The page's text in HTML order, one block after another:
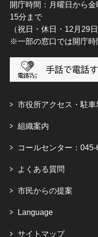
開庁時間：月曜日から
15分まで
（祝日・休日・12月29
※一部の窓口では開庁時
市役所アクセス・駐車
組織案内
コールセンター：
よくある質問
市民からの提案
Language
サイトマップ